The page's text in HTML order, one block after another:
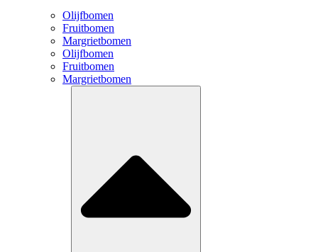
Olijfbomen
Fruitbomen
Margrietbomen
Olijfbomen
Fruitbomen
Margrietbomen